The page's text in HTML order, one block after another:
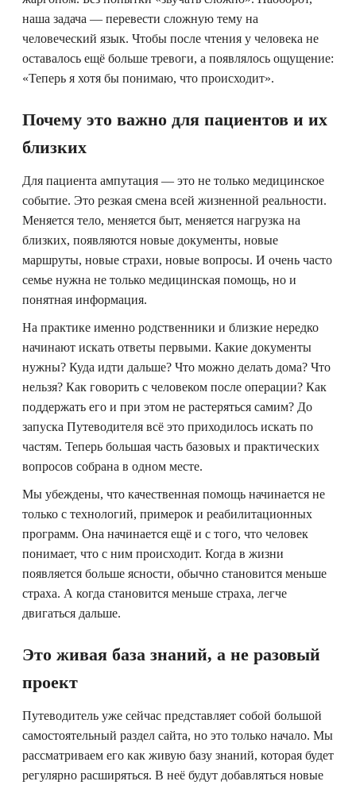
наша задача — перевести сложную тему на
человеческий язык. Чтобы после чтения у человека не
оставалось ещё больше тревоги, а появлялось ощущение:
«Теперь я хотя бы понимаю, что происходит».
Почему это важно для пациентов и их
близких
Для пациента ампутация — это не только медицинское
событие. Это резкая смена всей жизненной реальности.
Меняется тело, меняется быт, меняется нагрузка на
близких, появляются новые документы, новые
маршруты, новые страхи, новые вопросы. И очень часто
семье нужна не только медицинская помощь, но и
понятная информация.
На практике именно родственники и близкие нередко
начинают искать ответы первыми. Какие документы
нужны? Куда идти дальше? Что можно делать дома? Что
нельзя? Как говорить с человеком после операции? Как
поддержать его и при этом не растеряться самим? До
запуска Путеводителя всё это приходилось искать по
частям. Теперь большая часть базовых и практических
вопросов собрана в одном месте.
Мы убеждены, что качественная помощь начинается не
только с технологий, примерок и реабилитационных
программ. Она начинается ещё и с того, что человек
понимает, что с ним происходит. Когда в жизни
появляется больше ясности, обычно становится меньше
страха. А когда становится меньше страха, легче
двигаться дальше.
Это живая база знаний, а не разовый
проект
Путеводитель уже сейчас представляет собой большой
самостоятельный раздел сайта, но это только начало. Мы
рассматриваем его как живую базу знаний, которая будет
регулярно расширяться. В неё будут добавляться новые